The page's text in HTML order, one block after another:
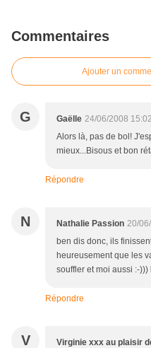
Commentaires
Ajouter un
G Gaëlle 24/06/2008 15:02
Alors là, pas de bol!
mieux...Bisous et bon
Répondre
N Nathalie Passion 20/
ben dis donc, ils
heureusement que les
souffler et moi aussi :-)))
Répondre
V Virginie xxx au plaisir